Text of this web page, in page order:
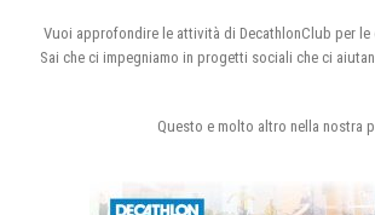
Vuoi approfondire le attività di DecathlonClub per
Sai che ci impegniamo in progetti sociali che ci
Questo e molto altro nella nostra